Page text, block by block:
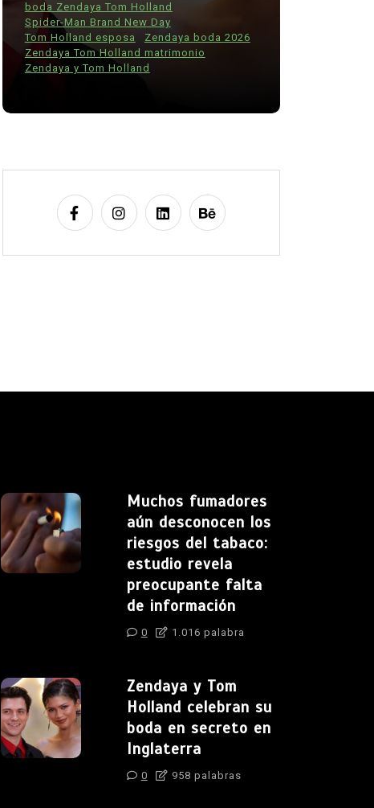
boda Zendaya Tom Holland
Spider-Man Brand New Day
Tom Holland esposa
Zendaya boda 2026
Zendaya Tom Holland matrimonio
Zendaya y Tom Holland
Muchos fumadores
aún desconocen los
riesgos del tabaco:
estudio revela
preocupante falta
de información
0 1.016 palabra
Zendaya y Tom
Holland celebran su
boda en secreto en
Inglaterra
0 958 palabras